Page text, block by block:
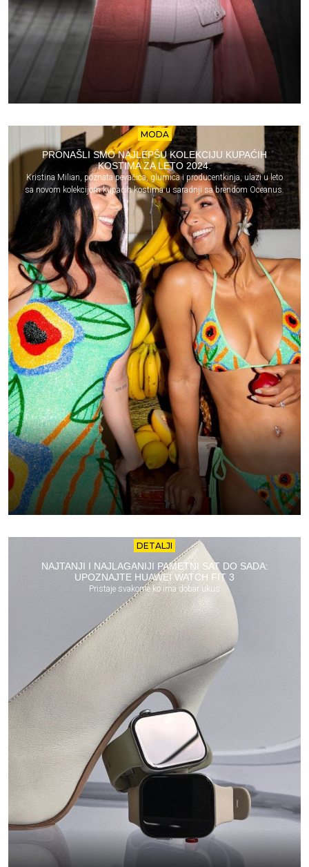
MODA
PRONAŠLI SMO NAJLEPŠU KOLEKCIJU KUPAĆIH
KOSTIMA ZA LETO 2024.
Kristina Milian, poznata pevačica, glumica i producentkinja, ulazi u leto
sa novom kolekcijom kupaćih kostima u saradnji sa brendom Oceanus.
DETALJI
NAJTANJI I NAJLAGANIJI PAMETNI SAT DO SADA:
UPOZNAJTE HUAWEI WATCH FIT 3
Pristaje svakome ko ima dobar ukus